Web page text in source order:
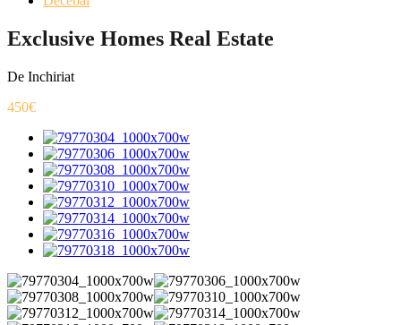
Exclusive Homes Real Estate
De Inchiriat
450€